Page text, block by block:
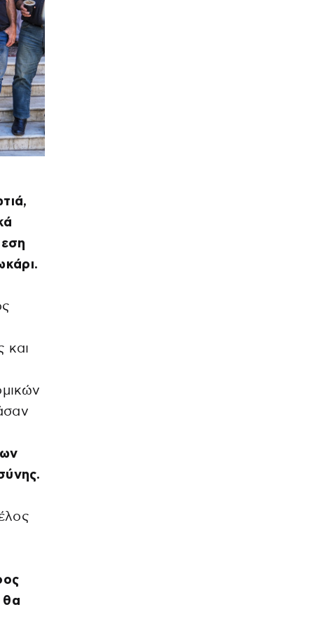
και